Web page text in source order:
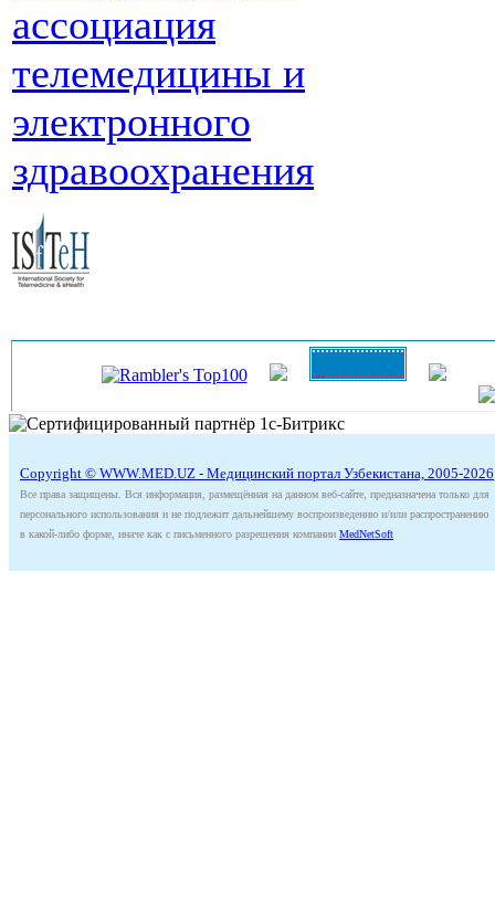
ассоциация
телемедицины и
электронного
здравоохранения
Copyright © WWW.MED.UZ - Медицинский портал Узбекистана, 2005-2026
Все права защищены. Вся информация, размещённая на данном веб-сайте, предназначена только для
персонального использования и не подлежит дальнейшему воспроизведению и/или распространению
в какой-либо форме, иначе как с письменного разрешения компании MedNetSoft